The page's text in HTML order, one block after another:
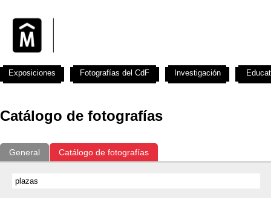
Catálogo de fotografías
General Catálogo de fotografías
Exposiciones Fotografías del CdF Investigación